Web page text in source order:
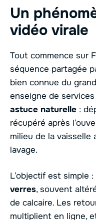
Un
vidéo virale
Tout commence sur
séquence partagée
bien connue du
enseigne de
astuce naturelle :
récupéré après
milieu de la vaisselle
lavage.
L’objectif est simple
verres, souvent
de calcaire. Les
multiplient en ligne,